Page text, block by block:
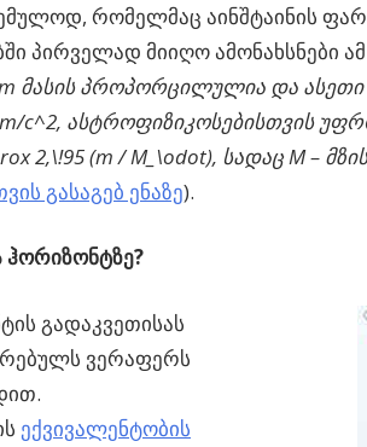
რომელმაც აინშტაინის
პირველად მიიღო ამონახსნები ამ
მასის პროპორცილულია და ასეთი
, ასტროფიზიკოსებისთვის
, სადაც M –
გასაგებ ენაზე).
ჰორიზონტზე?
გადაკვეთისას
ვერაფერს
ექვივალენტობის